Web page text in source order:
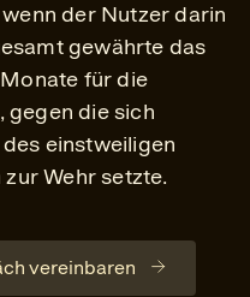
der Nutzer darin
gewährte das
für die
gegen die sich
einstweiligen
Wehr setzte.
vereinbaren